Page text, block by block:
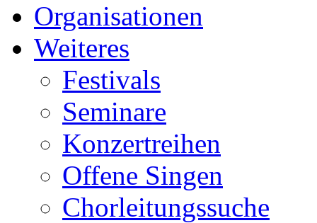
Organisationen
Weiteres
Festivals
Seminare
Konzertreihen
Offene Singen
Chorleitungssuche